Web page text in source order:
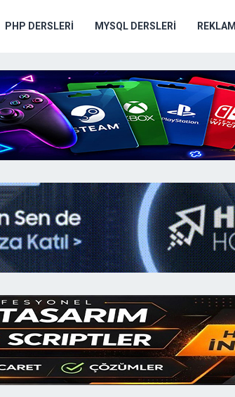
PHP DERSLERI MYSQL DERSLERI REKLAM